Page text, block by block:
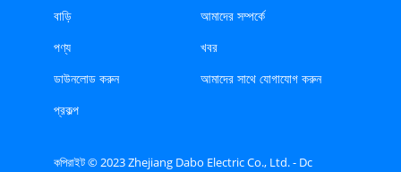
বাড়ি
আমাদের সম্পর্কে
পণ্য
খবর
ডাউনলোড করুন
আমাদের সাথে যোগাযোগ করুন
প্রকল্প
কপিরাইট © 2023 Zhejiang Dabo Electric Co., Ltd. - Dc